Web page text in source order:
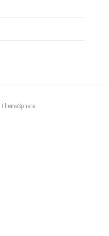
ThemeSphere.